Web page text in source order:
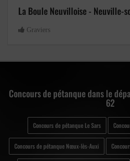
La Boule Neuvilloise - Neuville-
Graviers
Concours de pétanque dans le
62
Concours de pétanque Le Sars
Concours de pétanque Nœux-lès-Auxi